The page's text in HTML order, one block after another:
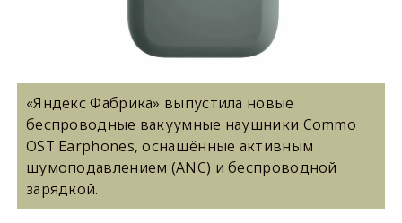
«Яндекс Фабрика» выпустила новые
беспроводные вакуумные наушники Commo
OST Earphones, оснащённые активным
шумоподавлением (ANC) и беспроводной
зарядкой.